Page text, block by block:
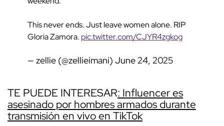
This never ends. Just leave women alone. RIP
Gloria Zamora. pic.twitter.com/CJYR4zgkog
— zellie (@zellieimani) June 24, 2025
TE PUEDE INTERESAR: Influencer es
asesinado por hombres armados durante
transmisión en vivo en TikTok